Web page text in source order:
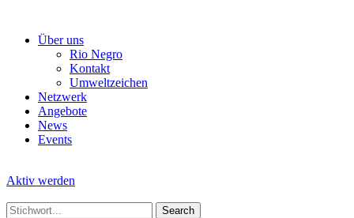
Über uns
Rio Negro
Kontakt
Umweltzeichen
Netzwerk
Angebote
News
Events
Aktiv werden